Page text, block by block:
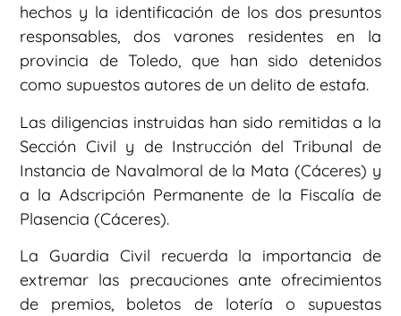
hechos y la identificación de los dos presuntos
responsables, dos varones residentes en la
provincia de Toledo, que han sido detenidos
como supuestos autores de un delito de estafa.
Las diligencias instruidas han sido remitidas a la
Sección Civil y de Instrucción del Tribunal de
Instancia de Navalmoral de la Mata (Cáceres) y
a la Adscripción Permanente de la Fiscalía de
Plasencia (Cáceres).
La Guardia Civil recuerda la importancia de
extremar las precauciones ante ofrecimientos
de premios, boletos de lotería o supuestas